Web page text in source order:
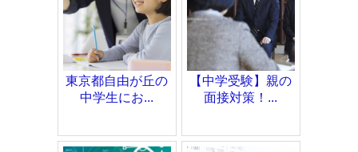
東京都自由が丘の
中学生にお...
【中学受験】親の
面接対策！...